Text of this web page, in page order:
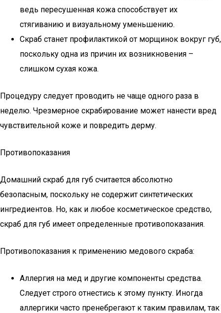
ведь пересушенная кожа способствует их
стягиванию и визуальному уменьшению.
Скраб станет профилактикой от морщинок вокруг губ,
поскольку одна из причин их возникновения –
слишком сухая кожа.
Процедуру следует проводить не чаще одного раза в
неделю. Чрезмерное скрабирование может нанести вред
чувствительной коже и повредить дерму.
Противопоказания
Домашний скраб для губ считается абсолютно
безопасным, поскольку не содержит синтетических
ингредиентов. Но, как и любое косметическое средство,
скраб для губ имеет определенные противопоказания.
Противопоказания к применению медового скраба:
Аллергия на мед и другие компоненты средства.
Следует строго отнестись к этому пункту. Иногда
аллергики часто пренебрегают к таким правилам, так